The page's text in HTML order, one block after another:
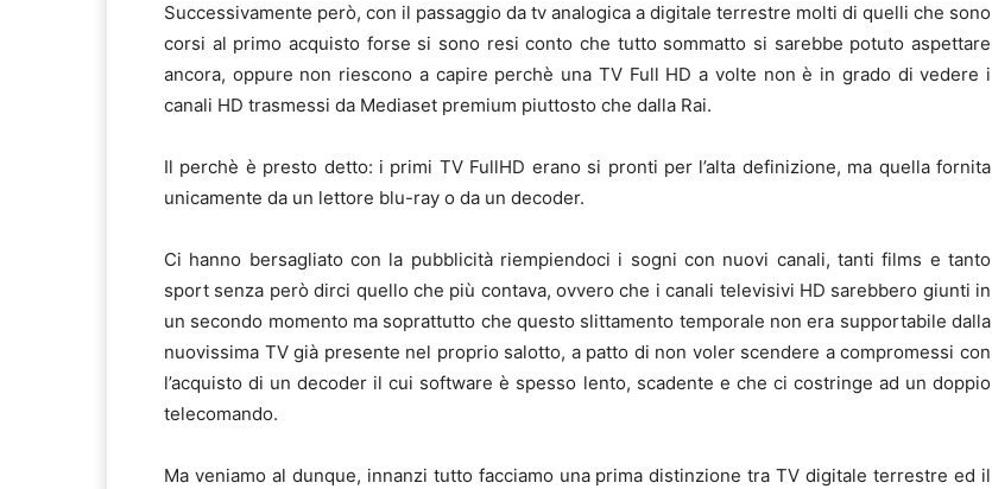
Successivamente però, con il passaggio da tv analogica a digitale terrestre molti di quelli che sono
corsi al primo acquisto forse si sono resi conto che tutto sommatto si sarebbe potuto aspettare
ancora, oppure non riescono a capire perchè una TV Full HD a volte non è in grado di vedere i
canali HD trasmessi da Mediaset premium piuttosto che dalla Rai.
Il perchè è presto detto: i primi TV FullHD erano si pronti per l’alta definizione, ma quella fornita
unicamente da un lettore blu-ray o da un decoder.
Ci hanno bersagliato con la pubblicità riempiendoci i sogni con nuovi canali, tanti films e tanto
sport senza però dirci quello che più contava, ovvero che i canali televisivi HD sarebbero giunti in
un secondo momento ma soprattutto che questo slittamento temporale non era supportabile dalla
nuovissima TV già presente nel proprio salotto, a patto di non voler scendere a compromessi con
l’acquisto di un decoder il cui software è spesso lento, scadente e che ci costringe ad un doppio
telecomando.
Ma veniamo al dunque, innanzi tutto facciamo una prima distinzione tra TV digitale terrestre ed il